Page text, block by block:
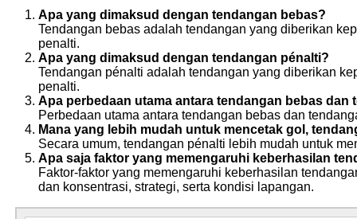
Apa yang dimaksud dengan tendangan bebas?
Tendangan bebas adalah tendangan yang diberikan
penalti.
Apa yang dimaksud dengan tendangan pénalti?
Tendangan pénalti adalah tendangan yang diberikan
penalti.
Apa perbedaan utama antara tendangan bebas dan
Perbedaan utama antara tendangan bebas dan
Mana yang lebih mudah untuk mencetak gol,
Secara umum, tendangan pénalti lebih mudah untuk
Apa saja faktor yang memengaruhi keberhasilan
Faktor-faktor yang memengaruhi keberhasilan
dan konsentrasi, strategi, serta kondisi lapangan.